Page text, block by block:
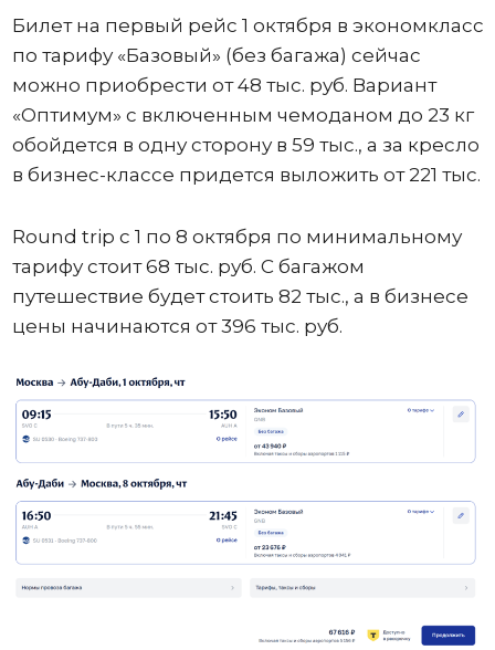
Билет на первый рейс 1 октября в экономкласс
по тарифу «Базовый» (без багажа) сейчас
можно приобрести от 48 тыс. руб. Вариант
«Оптимум» с включенным чемоданом до 23 кг
обойдется в одну сторону в 59 тыс., а за кресло
в бизнес-классе придется выложить от 221 тыс.
Round trip с 1 по 8 октября по минимальному
тарифу стоит 68 тыс. руб. С багажом
путешествие будет стоить 82 тыс., а в бизнесе
цены начинаются от 396 тыс. руб.